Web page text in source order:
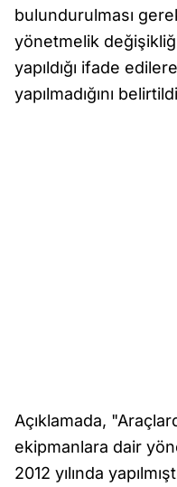
bulundurulması
yönetmelik
yapıldığı ifade
yapılmadığını
Açıklamada,
ekipmanlara dair
2012 yılında